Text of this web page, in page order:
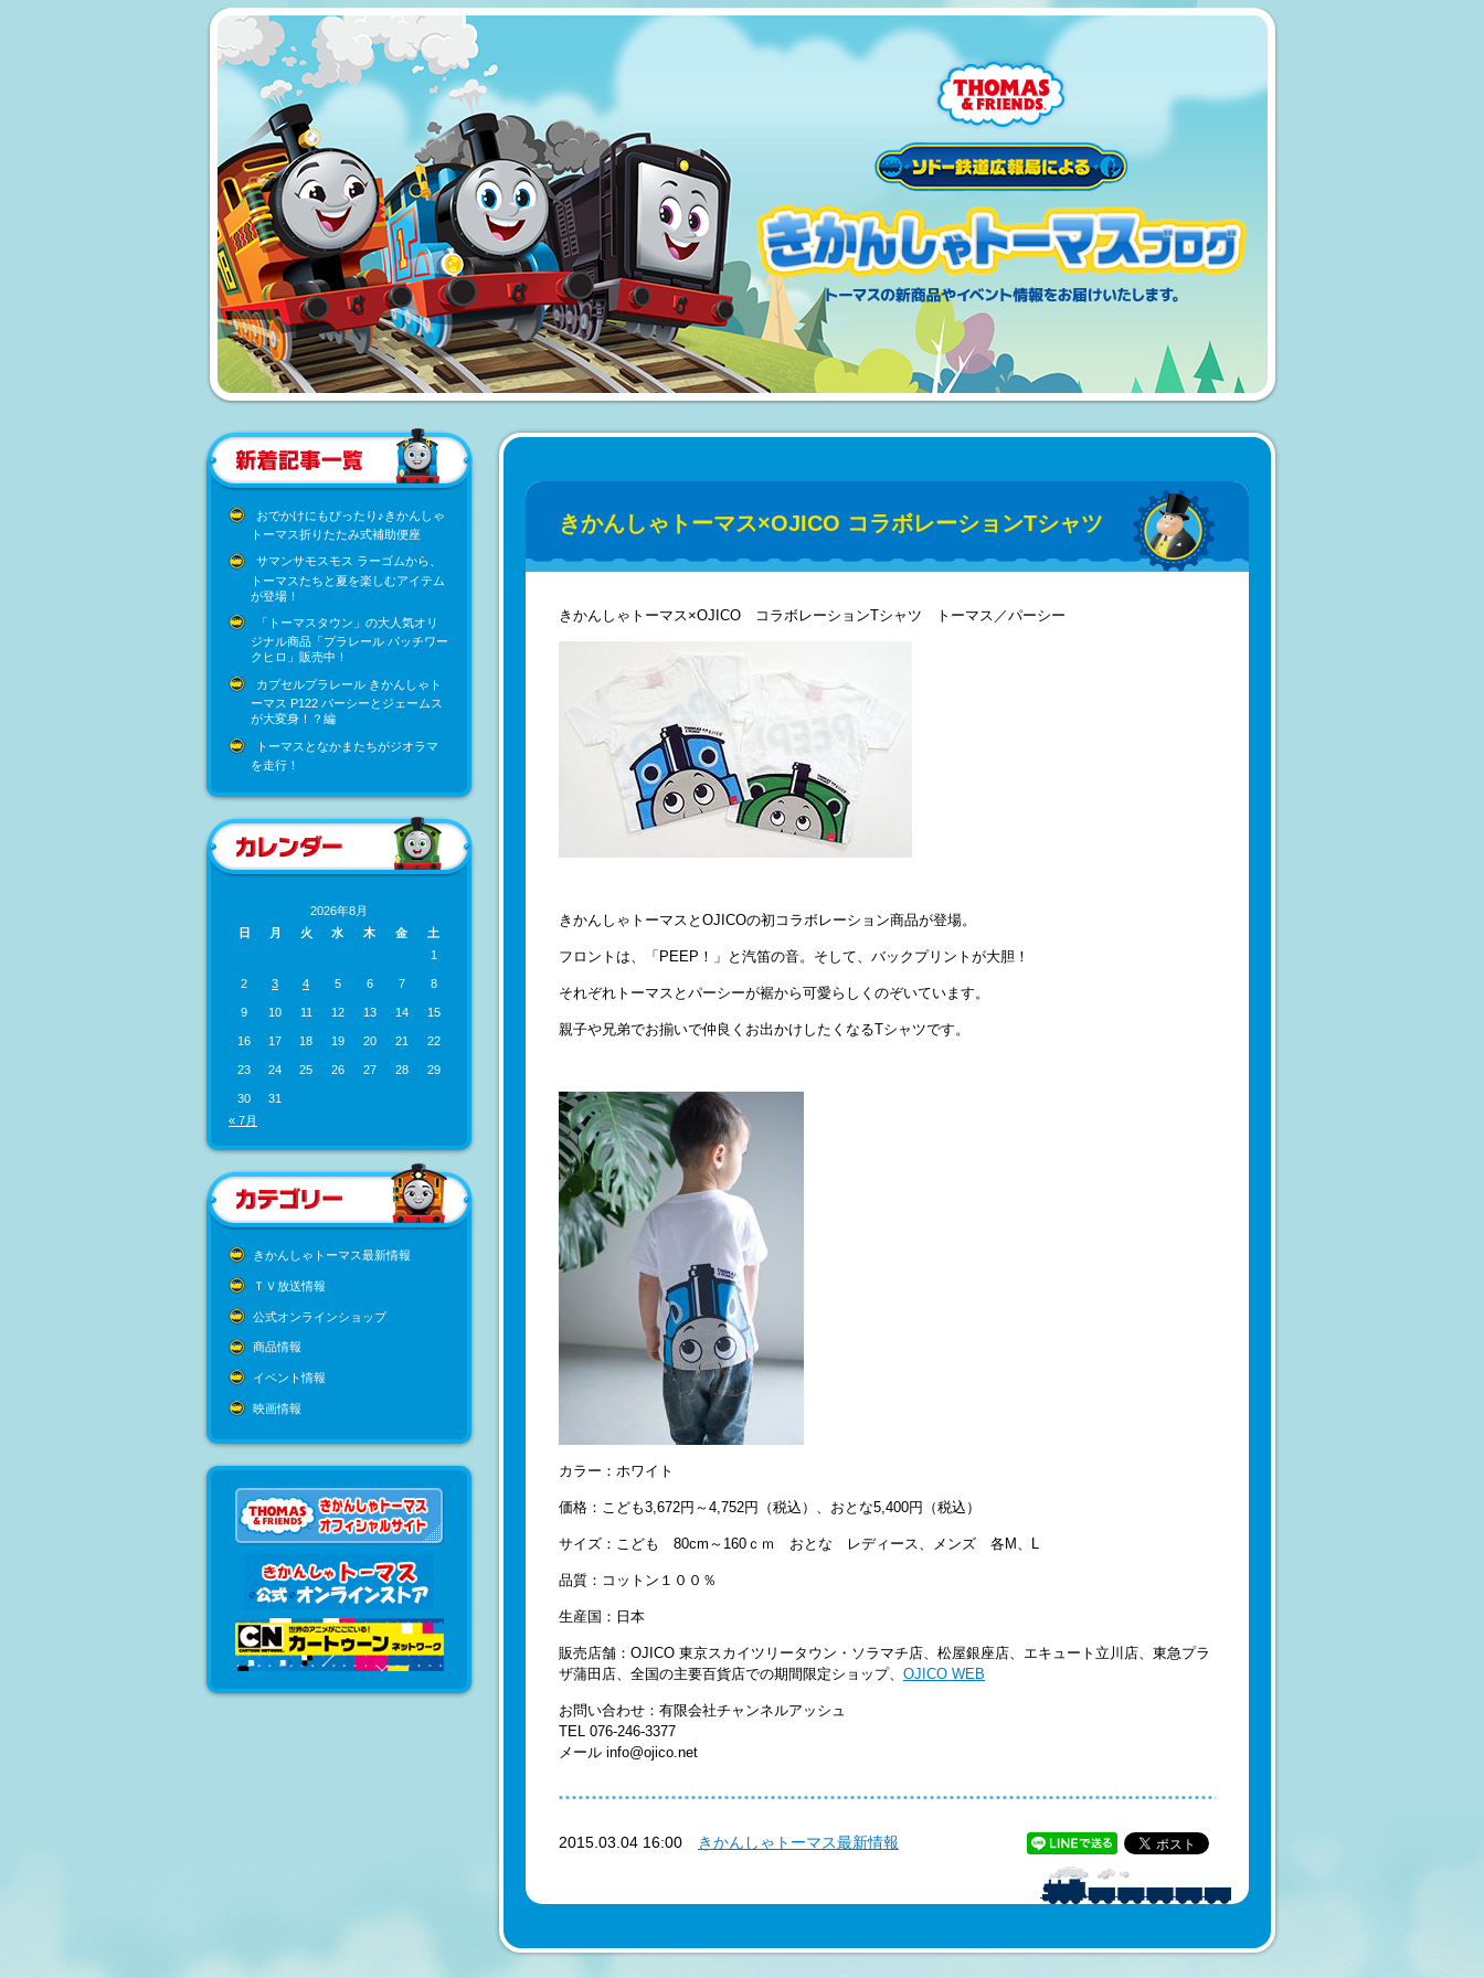
おでかけにもぴったり♪きかんしゃ
トーマス折りたたみ式補助便座
サマンサモスモス ラーゴムから、
トーマスたちと夏を楽しむアイテム
が登場！
「トーマスタウン」の大人気オリ
ジナル商品「プラレール パッチワー
クヒロ」販売中！
カプセルプラレール きかんしゃト
ーマス P122 パーシーとジェームス
が大変身！？編
トーマスとなかまたちがジオラマ
を走行！
2026年8月
日
月 火 水 木 金
土
1
2 3 4 5 6 7 8
9 10 11 12 13 14 15
16 17 18 19 20 21 22
23 24 25 26 27 28 29
30
31
« 7月
きかんしゃトーマス最新情報
ＴＶ放送情報
公式オンラインショップ
商品情報
イベント情報
映画情報
きかんしゃトーマス×OJICO コラボレーションTシャツ
きかんしゃトーマス×OJICO コラボレーションTシャツ トーマス／パーシー
きかんしゃトーマスとOJICOの初コラボレーション商品が登場。
フロントは、「PEEP！」と汽笛の音。そして、バックプリントが大胆！
それぞれトーマスとパーシーが裾から可愛らしくのぞいています。
親子や兄弟でお揃いで仲良くお出かけしたくなるTシャツです。
カラー：ホワイト
価格：こども3,672円～4,752円（税込）、おとな5,400円（税込）
サイズ：こども 80cm～160ｃｍ おとな レディース、メンズ 各M、L
品質：コットン１００％
生産国：日本
販売店舗：OJICO 東京スカイツリータウン・ソラマチ店、松屋銀座店、エキュート立川店、東急プラ
ザ蒲田店、全国の主要百貨店での期間限定ショップ、 OJICO WEB
お問い合わせ：有限会社チャンネルアッシュ
TEL 076-246-3377
メール info@ojico.net
2015.03.04 16:00 きかんしゃトーマス最新情報